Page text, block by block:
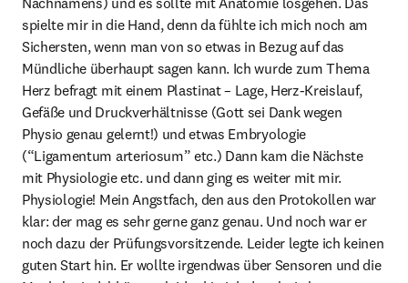
spielte mir in die Hand, denn da fühlte ich mich noch am
Sichersten, wenn man von so etwas in Bezug auf das
Mündliche überhaupt sagen kann. Ich wurde zum Thema
Herz befragt mit einem Plastinat – Lage, Herz-Kreislauf,
Gefäße und Druckverhältnisse (Gott sei Dank wegen
Physio genau gelernt!) und etwas Embryologie
(“Ligamentum arteriosum” etc.) Dann kam die Nächste
mit Physiologie etc. und dann ging es weiter mit mir.
Physiologie! Mein Angstfach, den aus den Protokollen war
klar: der mag es sehr gerne ganz genau. Und noch war er
noch dazu der Prüfungsvorsitzende. Leider legte ich keinen
guten Start hin. Er wollte irgendwas über Sensoren und die